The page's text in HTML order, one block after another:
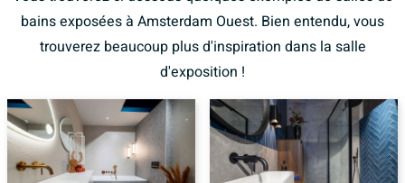
bains exposées à Amsterdam Ouest. Bien entendu, vous
trouverez beaucoup plus d'inspiration dans la salle
d'exposition !